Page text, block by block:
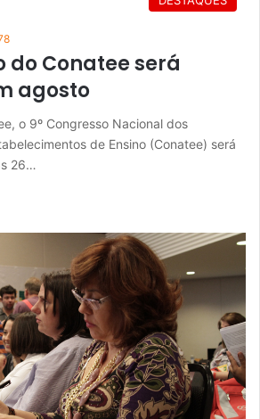
do Conatee será
agosto
o 9º Congresso Nacional dos
de Ensino (Conatee) será
26…